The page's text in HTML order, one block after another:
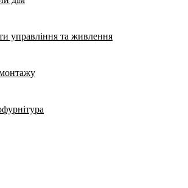
управління та живлення